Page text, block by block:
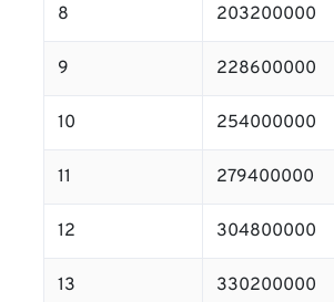
8 203200000
9 228600000
10 254000000
11 279400000
12 304800000
13 330200000